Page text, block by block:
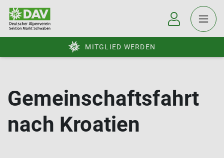
MITGLIED WERDEN
Gemeinschaftsfahrt
nach Kroatien